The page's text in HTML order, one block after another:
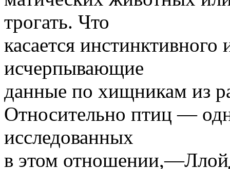
трогать. Что
касается инстинктивного
исчерпывающие
данные по хищникам из
Относительно птиц —
исследованных
в этом